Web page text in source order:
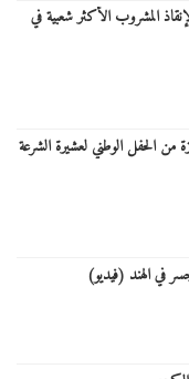
المشروب الأكثر شعبية في
من الحفل الوطني لعشيرة الشرعة
في الهند (فيديو)